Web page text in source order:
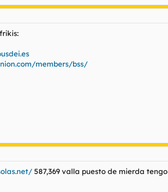
members/bss/
587,369 valla puesto de mierda tengo